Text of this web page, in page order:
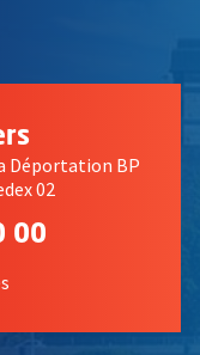
une
RSS
Déportation BP
02
00